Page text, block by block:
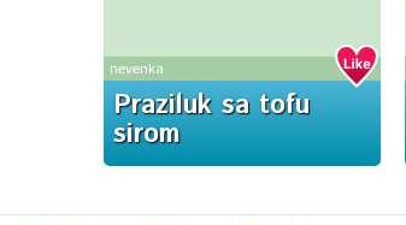
nevenka
Praziluk sa tofu
sirom